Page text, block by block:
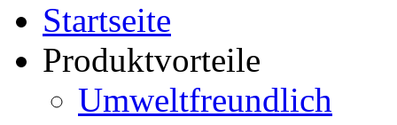
Startseite
Produktvorteile
Umweltfreundlich